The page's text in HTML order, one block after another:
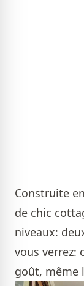
Construite
de chic
niveaux:
vous verrez:
goût, même